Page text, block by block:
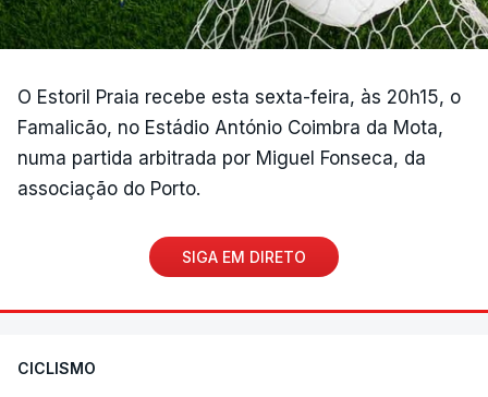
O Estoril Praia recebe esta sexta-feira, às 20h15, o
Famalicão, no Estádio António Coimbra da Mota,
numa partida arbitrada por Miguel Fonseca, da
associação do Porto.
SIGA EM DIRETO
CICLISMO